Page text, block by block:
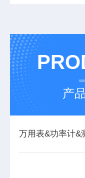
产
万用表&功率计&